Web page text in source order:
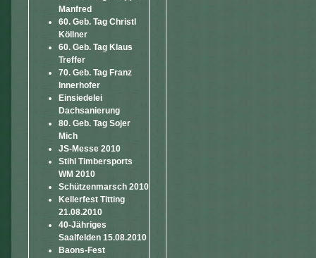
Manfred
60. Geb. Tag Christl
Köllner
60. Geb. Tag Klaus
Treffer
70. Geb. Tag Franz
Innerhofer
Einsiedelei
Dachsanierung
80. Geb. Tag Sojer
Mich
JS-Messe 2010
Stihl Timbersports
WM 2010
Schützenmarsch 2010
Kellerfest Titting
21.08.2010
40-Jähriges
Saalfelden 15.08.2010
Baons-Fest